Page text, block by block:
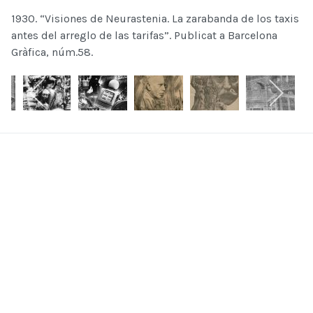
1930. “Visiones de Neurastenia. La zarabanda de los taxis
antes del arreglo de las tarifas”. Publicat a Barcelona
Gràfica, núm.58.